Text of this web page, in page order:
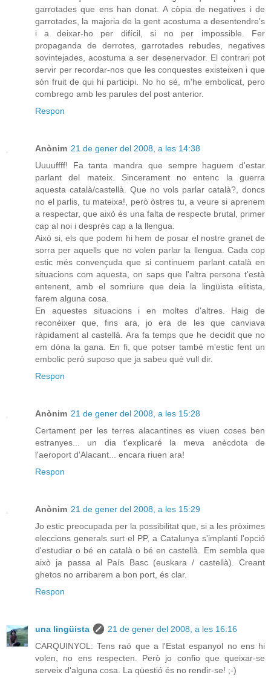
garrotades que ens han donat. A còpia de negatives i de
garrotades, la majoria de la gent acostuma a desentendre's
i a deixar-ho per difícil, si no per impossible. Fer
propaganda de derrotes, garrotades rebudes, negatives
sovintejades, acostuma a ser desenervador. El contrari pot
servir per recordar-nos que les conquestes existeixen i que
són fruit de qui hi participi. No ho sé, m'he embolicat, pero
combrego amb les parules del post anterior.
Respon
Anònim 21 de gener del 2008, a les 14:38
Uuuuffff! Fa tanta mandra que sempre haguem d'estar
parlant del mateix. Sincerament no entenc la guerra
aquesta català/castellà. Que no vols parlar català?, doncs
no el parlis, tu mateixa!, però òstres tu, a veure si aprenem
a respectar, que això és una falta de respecte brutal, primer
cap al noi i després cap a la llengua.
Això si, els que podem hi hem de posar el nostre granet de
sorra per aquells que no volen parlar la llengua. Cada cop
estic més convençuda que si continuem parlant català en
situacions com aquesta, on saps que l'altra persona t'està
entenent, amb el somriure que deia la lingüista elitista,
farem alguna cosa.
En aquestes situacions i en moltes d'altres. Haig de
reconèixer que, fins ara, jo era de les que canviava
ràpidament al castellà. Ara fa temps que he decidit que no
em dóna la gana. En fi, que potser també m'estic fent un
embolic però suposo que ja sabeu què vull dir.
Respon
Anònim 21 de gener del 2008, a les 15:28
Certament per les terres alacantines es viuen coses ben
estranyes... un dia t'explicaré la meva anècdota de
l'aeroport d'Alacant... encara riuen ara!
Respon
Anònim 21 de gener del 2008, a les 15:29
Jo estic preocupada per la possibilitat que, si a les pròximes
eleccions generals surt el PP, a Catalunya s'implanti l'opció
d'estudiar o bé en català o bé en castellà. Em sembla que
això ja passa al País Basc (euskara / castellà). Creant
ghetos no arribarem a bon port, és clar.
Respon
una lingüista
21 de gener del 2008, a les 16:16
CARQUINYOL: Tens raó que a l'Estat espanyol no ens hi
volen, no ens respecten. Però jo confio que queixar-se
serveix d'alguna cosa. La qüestió és no rendir-se! ;-)